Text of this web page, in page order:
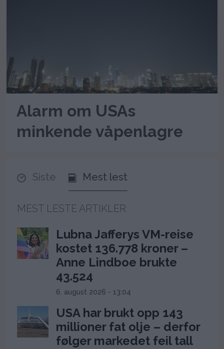
Alarm om USAs
minkende våpenlagre
Siste Mest lest
MEST LESTE ARTIKLER
Lubna Jafferys VM-reise
kostet 136.778 kroner –
Anne Lindboe brukte
43.524
6. august 2026 - 13:04
USA har brukt opp 143
millioner fat olje – derfor
følger markedet feil tall